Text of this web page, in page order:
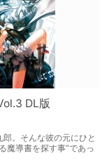
DL版
。そんな彼の元にひと
魔導書を探す事”であっ